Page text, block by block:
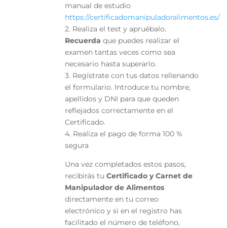
manual de estudio
https://certificadomanipuladoralimentos.es/
2. Realiza el test y apruébalo.
Recuerda que puedes realizar el
examen tantas veces como sea
necesario hasta superarlo.
3. Regístrate con tus datos rellenando
el formulario. Introduce tu nombre,
apellidos y DNI para que queden
reflejados correctamente en el
Certificado.
4. Realiza el pago de forma 100 %
segura
Una vez completados estos pasos,
recibirás tu Certificado y Carnet de
Manipulador de Alimentos
directamente en tu correo
electrónico y si en el registro has
facilitado el número de teléfono,